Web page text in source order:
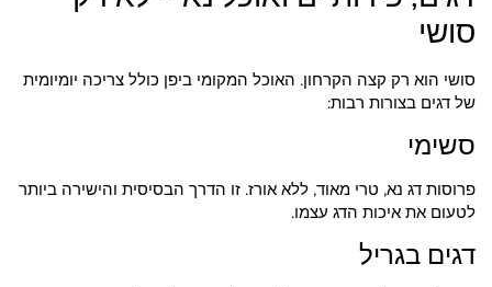
סושי
סושי הוא רק קצה הקרחון. האוכל המקומי ביפן כולל צריכה יומיומית
של דגים בצורות רבות:
סשימי
פרוסות דג נא, טרי מאוד, ללא אורז. זו הדרך הבסיסית והישירה ביותר
לטעום את איכות הדג עצמו.
דגים בגריל